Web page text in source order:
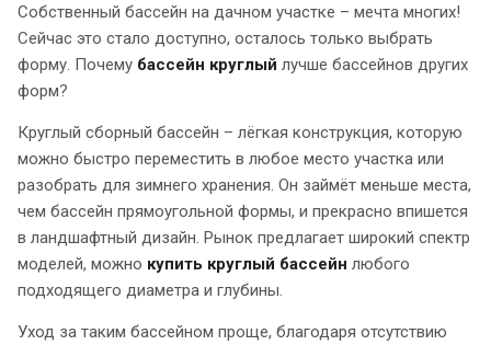
Собственный бассейн на дачном участке – мечта многих!
Сейчас это стало доступно, осталось только выбрать
форму. Почему бассейн круглый лучше бассейнов других
форм?
Круглый сборный бассейн – лёгкая конструкция, которую
можно быстро переместить в любое место участка или
разобрать для зимнего хранения. Он займёт меньше места,
чем бассейн прямоугольной формы, и прекрасно впишется
в ландшафтный дизайн. Рынок предлагает широкий спектр
моделей, можно купить круглый бассейн любого
подходящего диаметра и глубины.
Уход за таким бассейном проще, благодаря отсутствию